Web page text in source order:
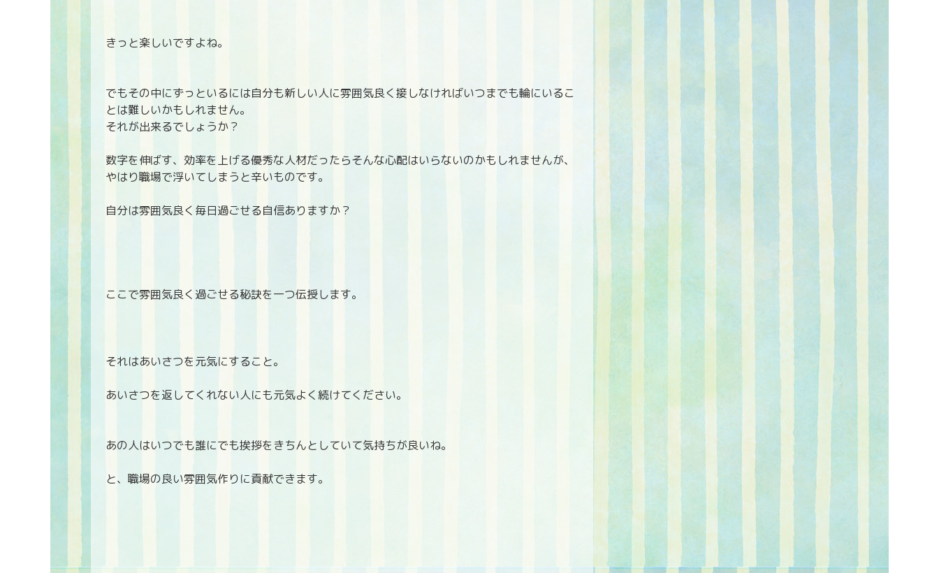
きっと楽しいですよね。
でもその中にずっといるには自分も新しい人に雰囲気良く接しなければいつまでも輪にいるこ
とは難しいかもしれません。
それが出来るでしょうか？
数字を伸ばす、効率を上げる優秀な人材だったらそんな心配はいらないのかもしれませんが、
やはり職場で浮いてしまうと辛いものです。
自分は雰囲気良く毎日過ごせる自信ありますか？
ここで雰囲気良く過ごせる秘訣を一つ伝授します。
それはあいさつを元気にすること。
あいさつを返してくれない人にも元気よく続けてください。
あの人はいつでも誰にでも挨拶をきちんとしていて気持ちが良いね。
と、職場の良い雰囲気作りに貢献できます。